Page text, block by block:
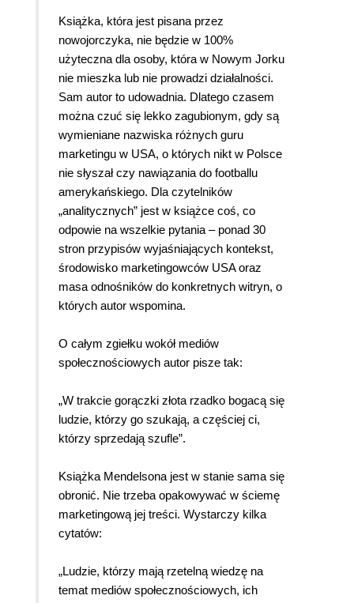
Książka, która jest pisana przez
nowojorczyka, nie będzie w 100%
użyteczna dla osoby, która w Nowym Jorku
nie mieszka lub nie prowadzi działalności.
Sam autor to udowadnia. Dlatego czasem
można czuć się lekko zagubionym, gdy są
wymieniane nazwiska różnych guru
marketingu w USA, o których nikt w Polsce
nie słyszał czy nawiązania do footballu
amerykańskiego. Dla czytelników
„analitycznych” jest w książce coś, co
odpowie na wszelkie pytania – ponad 30
stron przypisów wyjaśniających kontekst,
środowisko marketingowców USA oraz
masa odnośników do konkretnych witryn, o
których autor wspomina.
O całym zgiełku wokół mediów
społecznościowych autor pisze tak:
„W trakcie gorączki złota rzadko bogacą się
ludzie, którzy go szukają, a częściej ci,
którzy sprzedają szufle”.
Książka Mendelsona jest w stanie sama się
obronić. Nie trzeba opakowywać w ściemę
marketingową jej treści. Wystarczy kilka
cytatów:
„Ludzie, którzy mają rzetelną wiedzę na
temat mediów społecznościowych, ich